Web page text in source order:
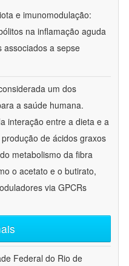
e imunomodulação:
na inflamação aguda
associados a sepse
um dos
a saúde humana.
interação entre a dieta e a
de ácidos graxos
metabolismo da fibra
o acetato e o butirato,
via GPCRs
Federal do Rio de